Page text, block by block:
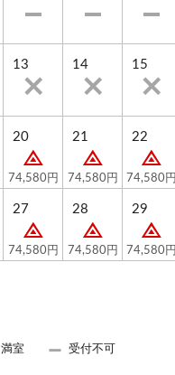
13 14 15
20
74,580円
21
74,580円
22
74,580
27
74,580円
28
74,580円
29
74,580
満室
受付不可